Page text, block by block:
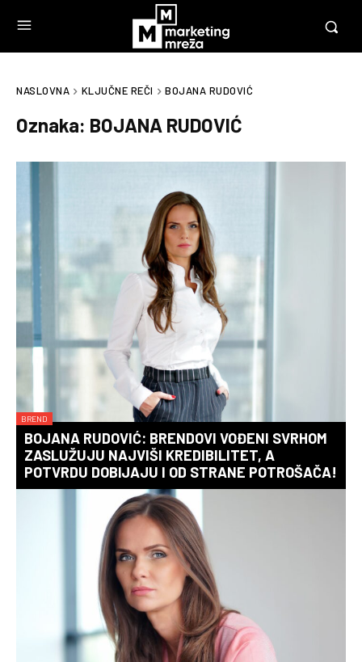
NASLOVNA KLJUČNE REČI BOJANA RUDOVIĆ
Oznaka: BOJANA RUDOVIĆ
BREND
BOJANA RUDOVIĆ: BRENDOVI VOĐENI SVRHOM
ZASLUŽUJU NAJVIŠI KREDIBILITET, A
POTVRDU DOBIJAJU I OD STRANE POTROŠAČA!